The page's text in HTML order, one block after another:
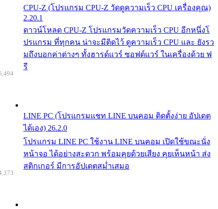
CPU-Z (โปรแกรม CPU-Z วัดดูความเร็ว CPU เครื่องคุณ)
2.20.1
ดาวน์โหลด CPU-Z โปรแกรมวัดความเร็ว CPU อีกหนึ่งโ
ปรแกรม ที่ทุกคน น่าจะมีติดไว้ ดูความเร็ว CPU และ ยังรว
มถึงบอกค่าต่างๆ ทั้งฮารด์แวร์ ซอฟต์แวร์ ในเครื่องด้วย ฟ
รี
LINE PC (โปรแกรมแชท LINE บนคอม ติดตั้งง่าย อัปเดต
ได้เอง) 26.2.0
โปรแกรม LINE PC ใช้งาน LINE บนคอม เปิดใช้ขณะนั่ง
หน้าจอ ได้อย่างสะดวก พร้อมคุยด้วยเสียง คุยเห็นหน้า ส่ง
สติกเกอร์ มีการอัปเดตสม่ำเสมอ